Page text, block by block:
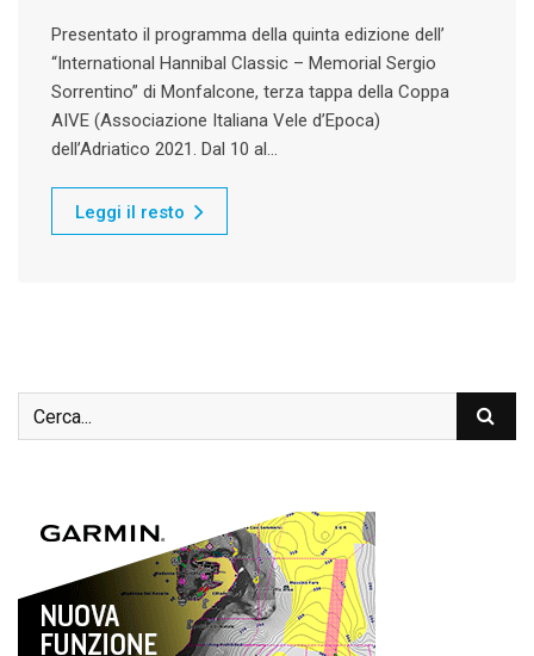
Presentato il programma della quinta edizione dell’
“International Hannibal Classic – Memorial Sergio
Sorrentino” di Monfalcone, terza tappa della Coppa
AIVE (Associazione Italiana Vele d’Epoca)
dell’Adriatico 2021. Dal 10 al…
Leggi il resto